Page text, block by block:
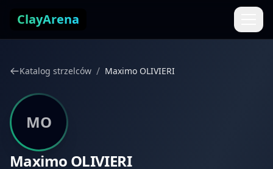
ClayArena
Katalog strzelców / Maximo OLIVIERI
MO
Maximo OLIVIERI